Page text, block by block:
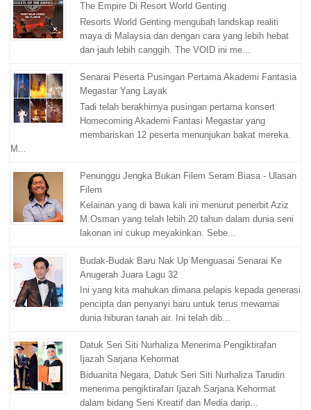
The Empire Di Resort World Genting
Resorts World Genting mengubah landskap realiti
maya di Malaysia dan dengan cara yang lebih hebat
dan jauh lebih canggih. The VOID ini me...
Senarai Peserta Pusingan Pertama Akademi Fantasia
Megastar Yang Layak
Tadi telah berakhirnya pusingan pertama konsert
Homecoming Akademi Fantasi Megastar yang
membariskan 12 peserta menunjukan bakat mereka.
M...
Penunggu Jengka Bukan Filem Seram Biasa - Ulasan
Filem
Kelainan yang di bawa kali ini menurut penerbit Aziz
M.Osman yang telah lebih 20 tahun dalam dunia seni
lakonan ini cukup meyakinkan. Sebe...
Budak-Budak Baru Nak Up Menguasai Senarai Ke
Anugerah Juara Lagu 32
Ini yang kita mahukan dimana pelapis kepada generasi
pencipta dan penyanyi baru untuk terus mewarnai
dunia hiburan tanah air. Ini telah dib...
Datuk Seri Siti Nurhaliza Menerima Pengiktirafan
Ijazah Sarjana Kehormat
Biduanita Negara, Datuk Seri Siti Nurhaliza Tarudin
menerima pengiktirafan Ijazah Sarjana Kehormat
dalam bidang Seni Kreatif dan Media darip...